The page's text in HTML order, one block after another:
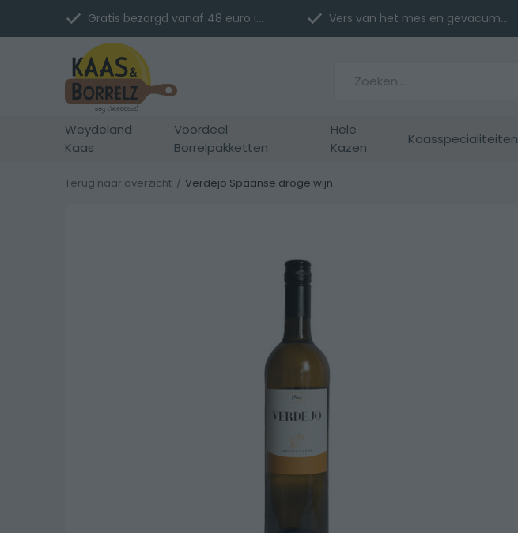
Weydeland
Kaas
Voordeel
Borrelpakketten
Hele
Kazen
Kaasspecialiteiten
Gratis bezorgd vanaf 48 euro in NL Vers van het mes en gevacumeerd
Terug naar overzicht Verdejo Spaanse droge wijn